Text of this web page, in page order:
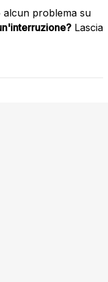
alcun problema su
Lascia